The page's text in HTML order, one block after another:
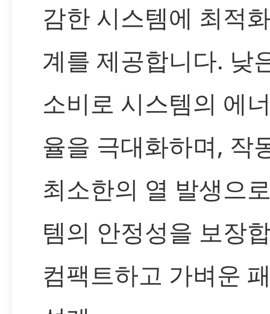
감한 시스템에 최적
계를 제공합니다. 낮
소비로 시스템의 에
율을 극대화하며, 작
최소한의 열 발생으
템의 안정성을 보장
컴팩트하고 가벼운